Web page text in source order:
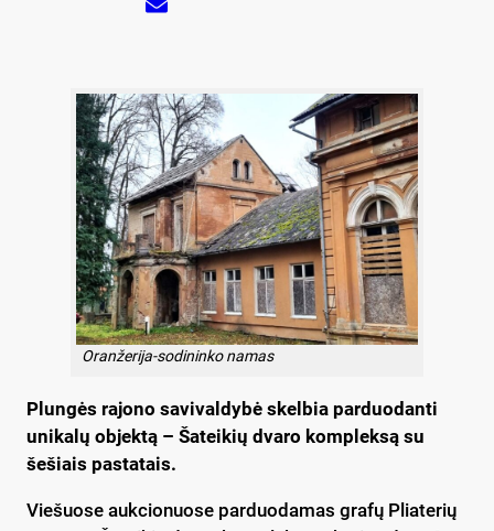
Oranžerija-sodininko namas
Plungės rajono savivaldybė skelbia parduodanti
unikalų objektą – Šateikių dvaro kompleksą su
šešiais pastatais.
Viešuose aukcionuose parduodamas grafų Pliaterių